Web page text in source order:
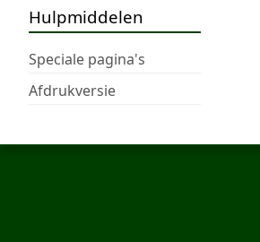
Hulpmiddelen
Speciale pagina's
Afdrukversie